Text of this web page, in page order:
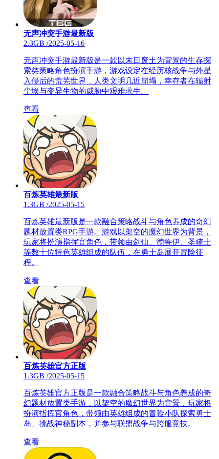
无声冲突手游最新版
2.3GB /2025-05-16
无声冲突手游最新版是一款以末日废土为背景的生存探
索类策略角色扮演手游，游戏设定在经历核战争与外星
入侵后的荒芜世界，人类文明几近崩塌，幸存者在辐射
尘埃与变异生物的威胁中艰难求生。
查看
百炼英雄最新版
1.3GB /2025-05-15
百炼英雄最新版是一款融合策略战斗与角色养成的奇幻
题材放置类RPG手游。游戏以架空的魔幻世界为背景，
玩家将扮演指挥官角色，带领由剑仙、德鲁伊、圣骑士
等数十位特色英雄组成的队伍，在勇士岛展开冒险征
程。
查看
百炼英雄官方正版
1.3GB /2025-05-15
百炼英雄官方正版是一款融合策略战斗与角色养成的奇
幻题材放置类手游，以架空的魔幻世界为背景，玩家将
扮演指挥官角色，带领由英雄组成的冒险小队探索勇士
岛、挑战神秘副本，并参与联盟战争与跨服竞技。
查看